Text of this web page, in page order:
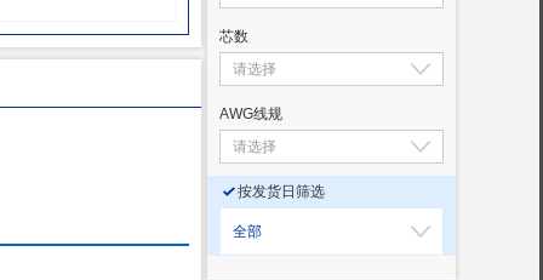
芯数
AWG线规
按发货日筛选
全部